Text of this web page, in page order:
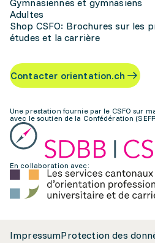
Gymnasiennes et gymnasiens
Adultes
Shop CSFO: Brochures sur les
études et la carrière
Contacter orientation.ch
Une prestation fournie par le CSFO sur
avec le soutien de la Confédération
En collaboration avec:
ImpressumProtection des